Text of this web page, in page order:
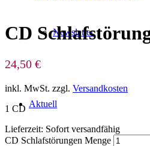
Newsletter
Aktuell
CD
24,50 €
inkl. MwSt. zzgl. Versandkosten
1 CD
Lieferzeit: Sofort versandfähig
CD Schlafstörungen Menge